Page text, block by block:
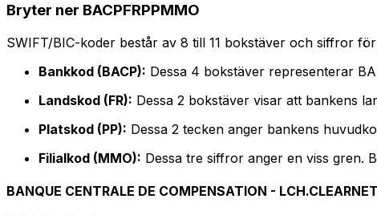
Bryter ner BACPFRPPMMO
SWIFT/BIC-koder består av 8 till 11 bokstäver och siffror
Bankkod (BACP): Dessa 4 bokstäver representerar
Landskod (FR): Dessa 2 bokstäver visar att bankens
Platskod (PP): Dessa 2 tecken anger bankens
Filialkod (MMO): Dessa tre siffror anger en viss gren.
BANQUE CENTRALE DE COMPENSATION -